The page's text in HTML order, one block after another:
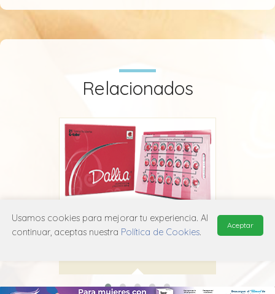
Relacionados
Usamos cookies para mejorar tu experiencia. Al
continuar, aceptas nuestra Política de Cookies.
Aceptar